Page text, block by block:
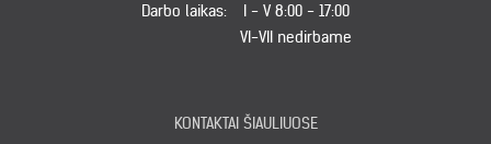
Darbo laikas:
I - V 8:00 - 17:00
VI-VII nedirbame
KONTAKTAI ŠIAULIUOSE